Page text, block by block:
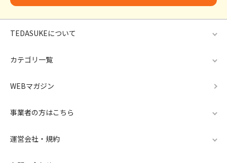
TEDASUKEについて
カテゴリ一覧
WEBマガジン
事業者の方はこちら
運営会社・規約